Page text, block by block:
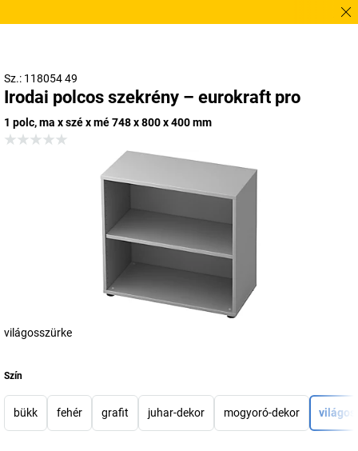
Sz.: 118054 49
Irodai polcos szekrény – eurokraft pro
1 polc, ma x szé x mé 748 x 800 x 400 mm
világosszürke
Szín
bükk fehér grafit juhar-dekor mogyoró-dekor